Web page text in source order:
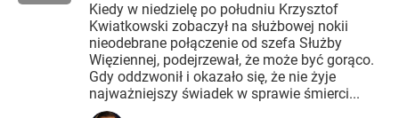
Kiedy w niedzielę po południu Krzysztof
Kwiatkowski zobaczył na służbowej nokii
nieodebrane połączenie od szefa Służby
Więziennej, podejrzewał, że może być gorąco.
Gdy oddzwonił i okazało się, że nie żyje
najważniejszy świadek w sprawie śmierci...